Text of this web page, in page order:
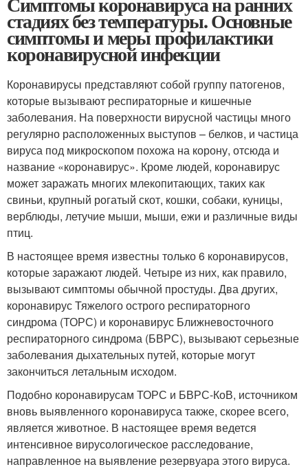
стадиях без температуры. Основные
симптомы и меры профилактики
коронавирусной инфекции
Коронавирусы представляют собой группу патогенов,
которые вызывают респираторные и кишечные
заболевания. На поверхности вирусной частицы много
регулярно расположенных выступов – белков, и частица
вируса под микроскопом похожа на корону, отсюда и
название «коронавирус». Кроме людей, коронавирус
может заражать многих млекопитающих, таких как
свиньи, крупный рогатый скот, кошки, собаки, куницы,
верблюды, летучие мыши, мыши, ежи и различные виды
птиц.
В настоящее время известны только 6 коронавирусов,
которые заражают людей. Четыре из них, как правило,
вызывают симптомы обычной простуды. Два других,
коронавирус Тяжелого острого респираторного
синдрома (ТОРС) и коронавирус Ближневосточного
респираторного синдрома (БВРС), вызывают серьезные
заболевания дыхательных путей, которые могут
закончиться летальным исходом.
Подобно коронавирусам ТОРС и БВРС-КоВ, источником
вновь выявленного коронавируса также, скорее всего,
является животное. В настоящее время ведется
интенсивное вирусологическое расследование,
направленное на выявление резервуара этого вируса.